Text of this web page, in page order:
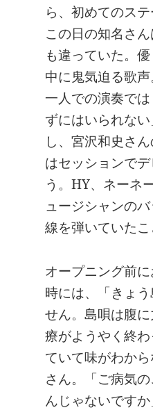
ら、初めてのステ
この日の知名さ
も違っていた。
中に鬼気迫る歌
一人での演奏で
ずにはいられな
し、宮沢和史さ
はセッションで
う。HY、ネーネ
ュージシャンの
線を弾いていたこ
オープニング前
時には、「きょ
せん。島唄は腹
療がようやく終
ていて味がわか
さん。「ご病気
んじゃないです